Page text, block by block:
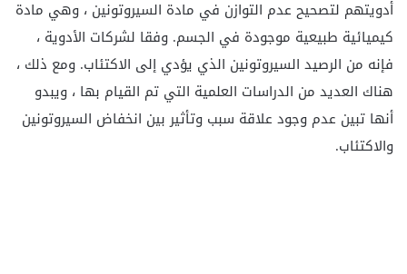
أدويتهم لتصحيح عدم التوازن في مادة السيروتونين ، وهي مادة
كيميائية طبيعية موجودة في الجسم. وفقا لشركات الأدوية ،
فإنه من الرصيد السيروتونين الذي يؤدي إلى الاكتئاب. ومع ذلك ،
هناك العديد من الدراسات العلمية التي تم القيام بها ، ويبدو
أنها تبين عدم وجود علاقة سبب وتأثير بين انخفاض السيروتونين
والاكتئاب.